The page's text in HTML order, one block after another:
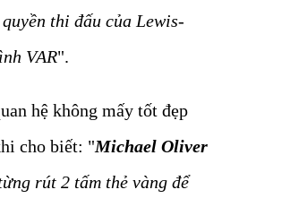
thi đấu của Lewis-
VAR".
hệ không mấy tốt đẹp
cho biết: "Michael Oliver
rút 2 tấm thẻ vàng để